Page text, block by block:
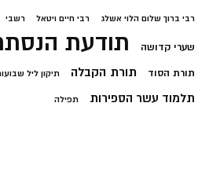
רבי ברוך שלום הלוי אשלג רבי חיים ויטאל רשבי
שערי קדושה תודעת
תורת הסוד תורת הקבלה תיקון ליל
תלמוד עשר הספירות תפילה